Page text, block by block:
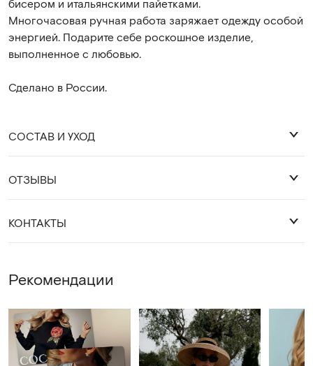
бисером и итальянскими пайетками.
Многочасовая ручная работа заряжает одежду особой
энергией. Подарите себе роскошное изделие,
выполненное с любовью.
Сделано в России.
СОСТАВ И УХОД
хлопок 92%, лайкра 8 %
Деликатная стирка 30 градусов.
ОТЗЫВЫ
КОНТАКТЫ
WhatsApp
Telegram
cocossimo.shop@gmail.com
Рекомендации